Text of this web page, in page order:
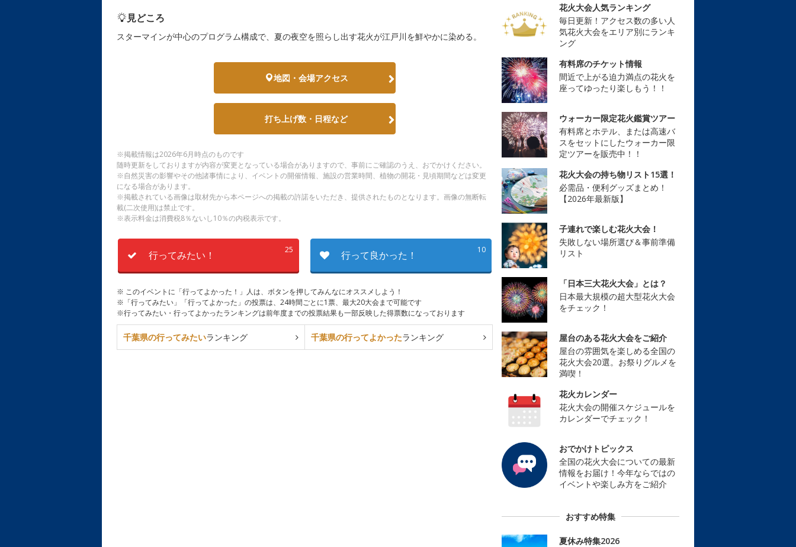
見どころ
スターマインが中心のプログラム構成で、夏の夜空を照らし出す花火が江戸川を鮮やかに染める。
地図・会場アクセス
打ち上げ数・日程など
※掲載情報は2026年6月時点のものです
随時更新をしておりますが内容が変更となっている場合がありますので、事前にご確認のうえ、おでかけください。
※自然災害の影響やその他諸事情により、イベントの開催情報、施設の営業時間、植物の開花・見頃期間などは変更
になる場合があります。
※掲載されている画像は取材先から本ページへの掲載の許諾をいただき、提供されたものとなります。画像の無断転
載(二次使用)は禁止です。
※表示料金は消費税8％ないし10％の内税表示です。
25
行ってみたい！ 10
行って良かった！
※ このイベントに「行ってよかった！」人は、ボタンを押してみんなにオススメしよう！
※「行ってみたい」「行ってよかった」の投票は、24時間ごとに1票、最大20大会まで可能です
※行ってみたい・行ってよかったランキングは前年度までの投票結果も一部反映した得票数になっております
千葉県の行ってみたいランキング 千葉県の行ってよかったランキング
花火大会人気ランキング
毎日更新！アクセス数の多い人
気花火大会をエリア別にランキ
ング
有料席のチケット情報
間近で上がる迫力満点の花火を
座ってゆったり楽しもう！！
ウォーカー限定花火鑑賞ツアー
有料席とホテル、または高速バ
スをセットにしたウォーカー限
定ツアーを販売中！！
花火大会の持ち物リスト15選！
必需品・便利グッズまとめ！
【2026年最新版】
子連れで楽しむ花火大会！
失敗しない場所選び＆事前準備
リスト
「日本三大花火大会」とは？
日本最大規模の超大型花火大会
をチェック！
屋台のある花火大会をご紹介
屋台の雰囲気を楽しめる全国の
花火大会20選。お祭りグルメを
満喫！
花火カレンダー
花火大会の開催スケジュールを
カレンダーでチェック！
おでかけトピックス
全国の花火大会についての最新
情報をお届け！今年ならではの
イベントや楽しみ方をご紹介
おすすめ特集
夏休み特集2026